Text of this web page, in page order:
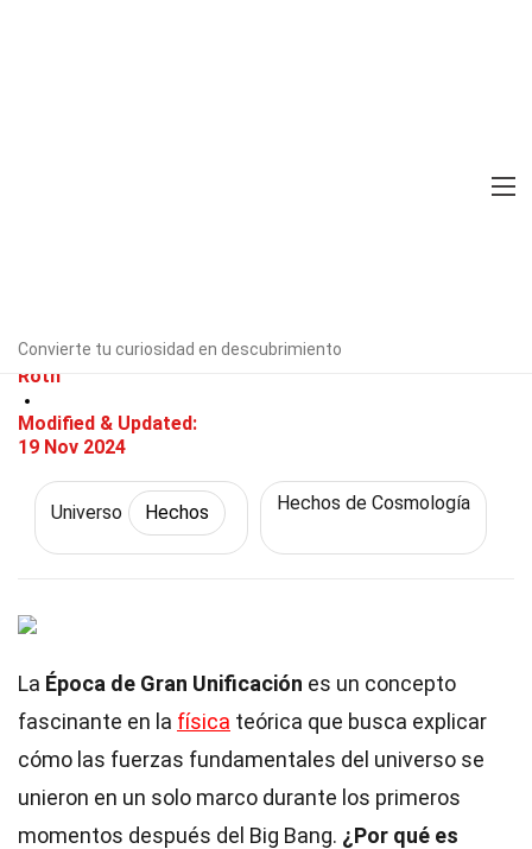
Convierte tu curiosidad en descubrimiento
36 Hechos Sobre Época De Gran
Escrito Por:Gina
Roth
Modified & Updated:
19 Nov 2024
editoriales
Universo Hechos Hechos de Cosmología
La Época de Gran Unificación es un concepto
fascinante en la física teórica que busca explicar
cómo las fuerzas fundamentales del universo se
unieron en un solo marco durante los primeros
momentos después del Big Bang. ¿Por qué es